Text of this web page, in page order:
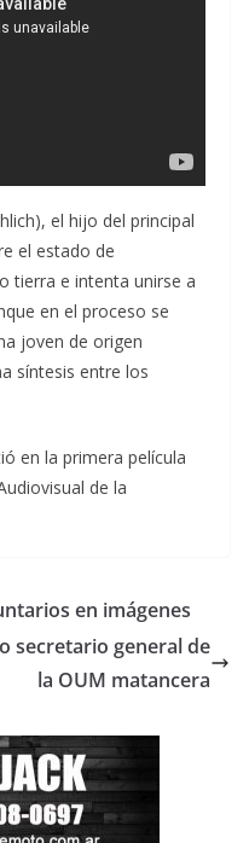
el hijo del principal
el estado de
tierra e intenta unirse a
en el proceso se
joven de origen
síntesis entre los
en la primera película
de la
en imágenes
secretario general de
la OUM matancera